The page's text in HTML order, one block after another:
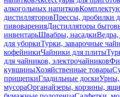
алкогольных напитков
дистилляторовПрессы, дробилки
пивоваренияДистилляторы
инвентарьШвабры, насадкиВедра,
для уборкиТурки, заварочные
кофейникиЧайники для плиты
для чайников, электрочайников
кувшиныХозяйственные товары
прищепкиГладильные доскиУрны,
мусораОрганайзеры, корзины,